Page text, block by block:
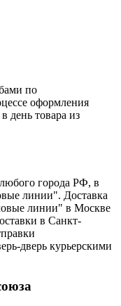
по
оформления
день товара из
города РФ, в
линии". Доставка
линии" в Москве
в Санкт-
дверь курьерскими